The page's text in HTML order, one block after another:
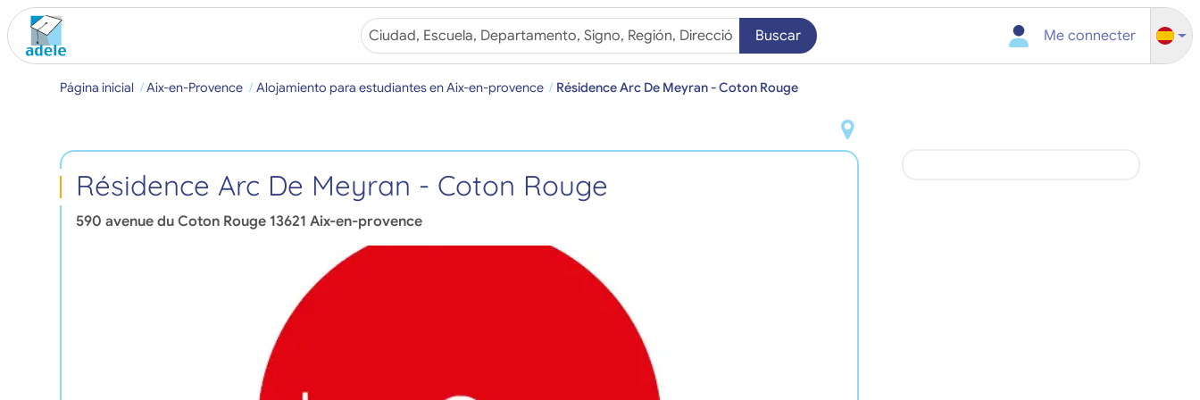
Buscar Me connecter
Página inicial Aix-en-Provence Alojamiento para estudiantes en Aix-en-provence Résidence Arc De Meyran - Coton Rouge
Résidence Arc De Meyran - Coton Rouge
590 avenue du Coton Rouge 13621 Aix-en-provence